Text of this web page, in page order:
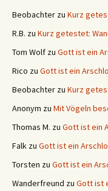
Beobachter zu Kurz
R.B. zu Kurz getestet:
Tom Wolf zu Gott ist ein
Rico zu Gott ist ein
Beobachter zu Kurz
Anonym zu Mit Vögeln
Thomas M. zu Gott ist ein
Falk zu Gott ist ein
Torsten zu Gott ist ein
Wanderfreund zu Gott ist